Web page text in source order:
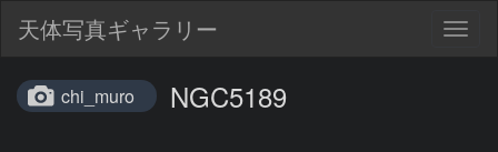
天体写真ギャラリー
chi_muro NGC5189